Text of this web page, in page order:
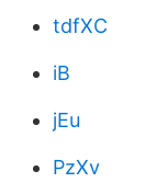
tdfXC
iB
jEu
PzXv